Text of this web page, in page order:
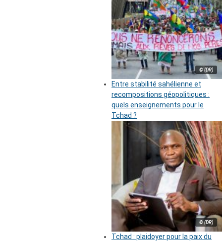
© (DR)
Entre stabilité sahélienne et
recompositions géopolitiques :
quels enseignements pour le
Tchad ?
© (DR)
Tchad : plaidoyer pour la paix du